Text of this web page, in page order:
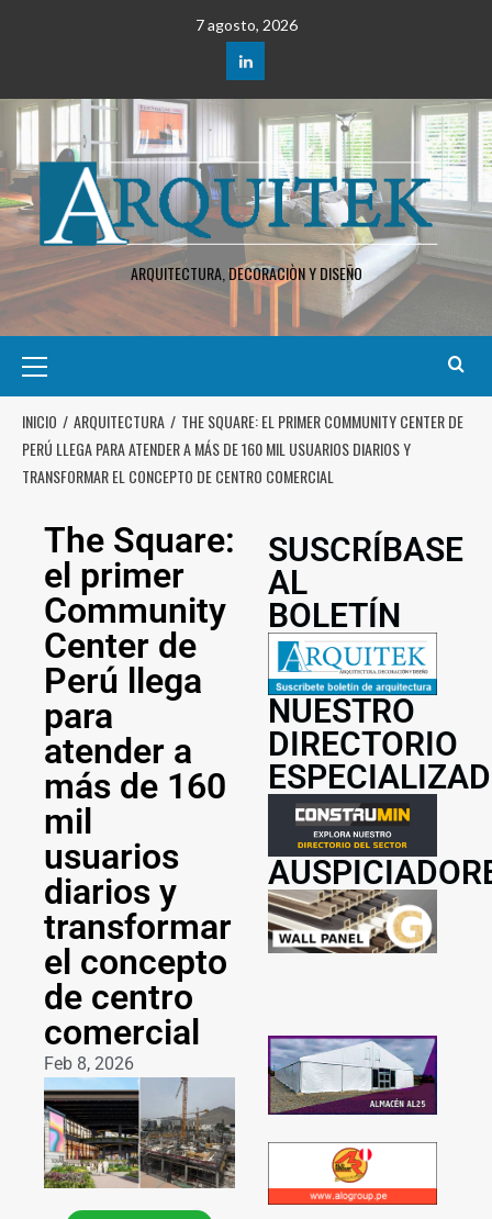
7 agosto, 2026
ARQUITECTURA, DECORACIÒN Y DISEÑO
INICIO ARQUITECTURA
THE SQUARE: EL PRIMER COMMUNITY CENTER DE
PERÚ LLEGA PARA ATENDER A MÁS DE 160 MIL USUARIOS DIARIOS Y
TRANSFORMAR EL CONCEPTO DE CENTRO COMERCIAL
The Square:
el primer
Community
Center de
Perú llega
para
atender a
más de 160
mil
usuarios
diarios y
transformar
el concepto
de centro
comercial
Feb 8, 2026
SUSCRÍBASE
AL
BOLETÍN
NUESTRO
DIRECTORIO